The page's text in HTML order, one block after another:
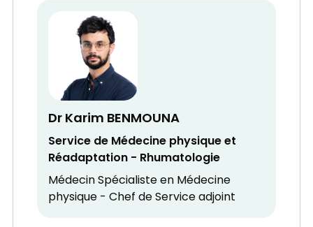
Dr Karim BENMOUNA
Service de Médecine physique et
Réadaptation - Rhumatologie
Médecin Spécialiste en Médecine
physique - Chef de Service adjoint